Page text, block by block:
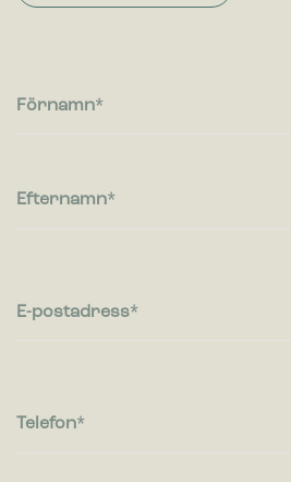
därmed mer värdefull för utgivare och
Förnamn
Efternamn
E-postadress
Telefon